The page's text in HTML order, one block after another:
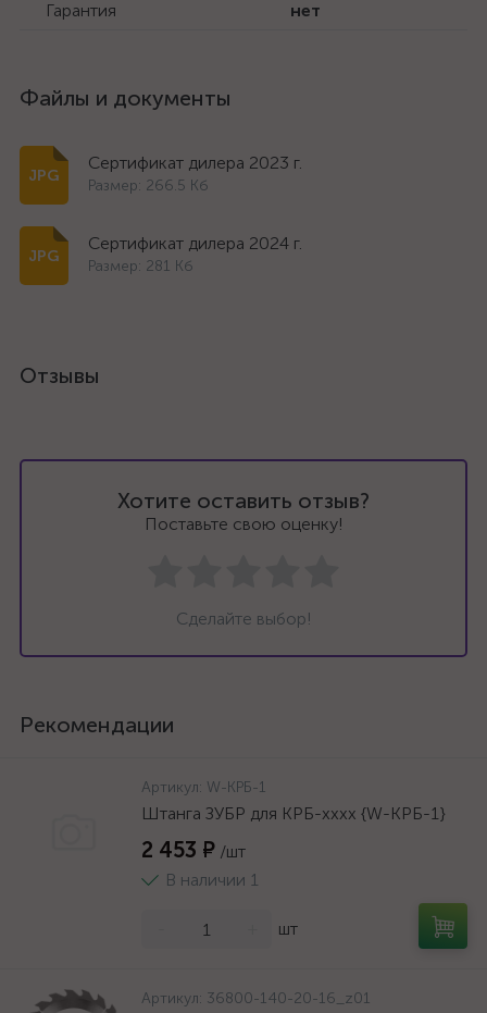
Гарантия нет
Файлы и документы
Сертификат дилера 2023 г.
Размер: 266.5 Кб
Сертификат дилера 2024 г.
Размер: 281 Кб
Отзывы
Хотите оставить отзыв?
Поставьте свою оценку!
Сделайте выбор!
Рекомендации
Артикул: W-КРБ-1
Штанга ЗУБР для КРБ-хххх {W-КРБ-1}
2 453 ₽ /шт
В наличии 1
шт
Артикул: 36800-140-20-16_z01